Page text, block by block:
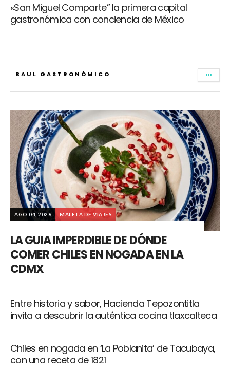
«San Miguel Comparte” la primera capital
gastronómica con conciencia de México
BAUL GASTRONÓMICO
AGO 04, 2026 MALETA DE VIAJES
LA GUIA IMPERDIBLE DE DÓNDE
COMER CHILES EN NOGADA EN LA
CDMX
Entre historia y sabor, Hacienda Tepozontitla
invita a descubrir la auténtica cocina tlaxcalteca
Chiles en nogada en ‘La Poblanita’ de Tacubaya,
con una receta de 1821